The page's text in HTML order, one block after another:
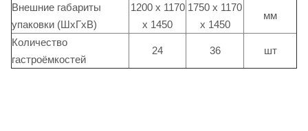
Внешние габариты
упаковки (ШxГxВ)
1200 x 1170
x 1450
1750 x 1170
x 1450
мм
Количество
гастроёмкостей
24 36 шт